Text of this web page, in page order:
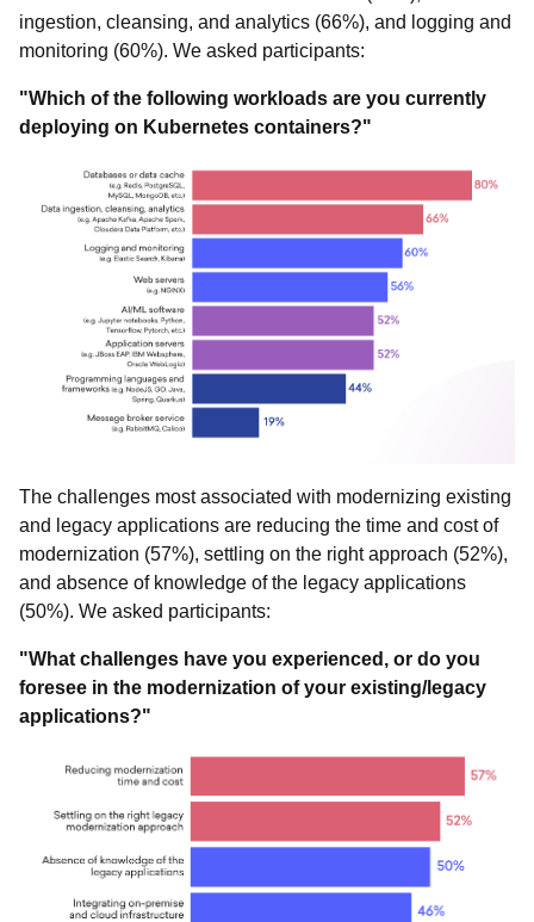
ingestion, cleansing, and analytics (66%), and logging and
monitoring (60%). We asked participants:
"Which of the following workloads are you currently
deploying on Kubernetes containers?"
The challenges most associated with modernizing existing
and legacy applications are reducing the time and cost of
modernization (57%), settling on the right approach (52%),
and absence of knowledge of the legacy applications
(50%). We asked participants:
"What challenges have you experienced, or do you
foresee in the modernization of your existing/legacy
applications?"